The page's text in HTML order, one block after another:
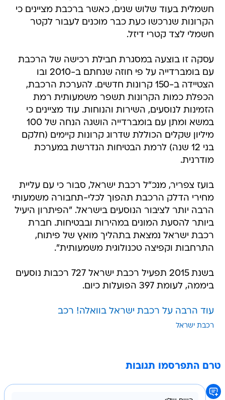
חשמלית בעוד שלוש שנים, כאשר ברכבת מציינים כי
הקרונות שנרכשו כעת כבר מוכנים לעבור לקטר
חשמלי לצד קטרי דיזל.
עסקה זו בוצעה במסגרת חבילת רכישה של הרכבת
עם בומברדייה על פי חוזה שנחתם ב-2010 ובו
הצטיידה ב-150 קרונות חדשים. להערכת הרכבת,
הכפלת כמות הקרונות תשפר משמעותית רמת
הזמינות לנוסעים, השירות והנוחות. עוד מציינים כי
במשא ומתן עם בומברדייה הושגה הנחה של 100
מיליון שקלים הכוללת שדרוג קרונות קיימים (חלקם
בני 12 שנה) לרמת הבטיחות הנדרשת במערכת
מודרנית.
בועז צפריר, מנכ"ל רכבת ישראל, סבור כי עם עליית
מחירי הדלק הרכבת תהפוך לכלי-תחבורה משמעותי
הרבה יותר לציבור הנוסעים בישראל. "הפיתרון היעיל
ביותר להסעת המונים במהירות ובבטיחות. חברת
רכבת ישראל נמצאת בתהליך מואץ של פיתוח,
התרחבות וקפיצה טכנולוגית משמעותית".
בשנת 2015 תפעיל רכבת ישראל 727 רכבות נוסעים
ביממה, לעומת 397 הפועלות כיום.
עוד הרבה על רכבת ישראל בוואלה! רכב
רכבת ישראל
טרם התפרסמו תגובות